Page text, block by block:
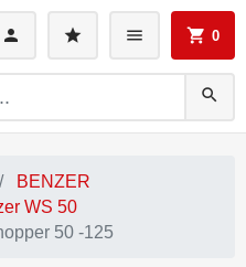
search
0
BENZER
WS 50
50 -125